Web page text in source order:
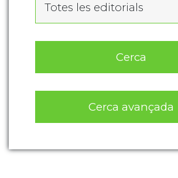
Totes les editorials
Cerca
Cerca avançada